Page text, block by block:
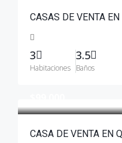
CASAS DE VENTA
3
Habitaciones
3.5
Baños
CASA DE VENTA EN